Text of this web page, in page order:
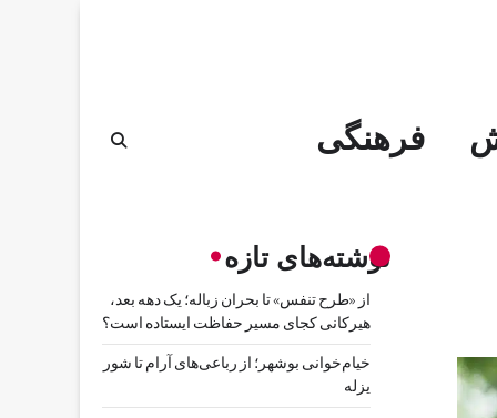
فرهنگی
نوشته‌های تازه
از «طرح تنفس» تا بحران زباله؛ یک دهه بعد،
هیرکانی کجای مسیر حفاظت ایستاده است؟
خیام‌خوانی بوشهر؛ از رباعی‌های آرام تا شور
یزله